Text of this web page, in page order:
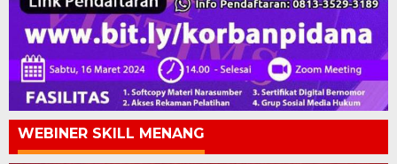
WEBINER SKILL MENANG